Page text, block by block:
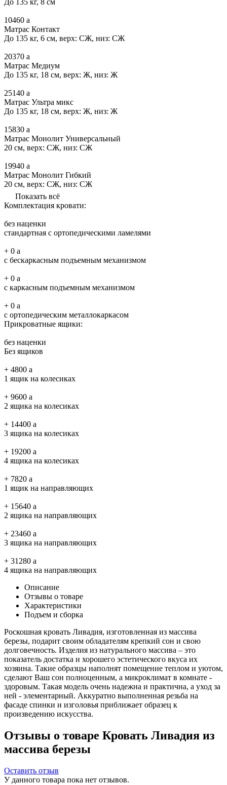
10460 a
Матрас Контакт
До 135 кг, 6 см, верх: СЖ, низ: СЖ
20370 a
Матрас Медиум
До 135 кг, 18 см, верх: Ж, низ: Ж
25140 a
Матрас Ультра микс
До 135 кг, 18 см, верх: Ж, низ: Ж
15830 a
Матрас Монолит Универсальный
20 см, верх: СЖ, низ: СЖ
19940 a
Матрас Монолит Гибкий
20 см, верх: СЖ, низ: СЖ
Показать всё
Комплектация кровати:
без наценки
стандартная с ортопедическими ламелями
+ 0 a
с бескаркасным подъемным механизмом
+ 0 a
с каркасным подъемным механизмом
+ 0 a
с ортопедическим металлокаркасом
Прикроватные ящики:
без наценки
Без ящиков
+ 4800 a
1 ящик на колесиках
+ 9600 a
2 ящика на колесиках
+ 14400 a
3 ящика на колесиках
+ 19200 a
4 ящика на колесиках
+ 7820 a
1 ящик на направляющих
+ 15640 a
2 ящика на направляющих
+ 23460 a
3 ящика на направляющих
+ 31280 a
4 ящика на направляющих
Описание
Отзывы о товаре
Характеристики
Подъем и сборка
Роскошная кровать Ливадия, изготовленная из массива
березы, подарит своим обладателям крепкий сон и свою
долговечность. Изделия из натурального массива – это
показатель достатка и хорошего эстетического вкуса их
хозяина. Такие образцы наполнят помещение теплом и уютом,
сделают Ваш сон полноценным, а микроклимат в комнате -
здоровым. Такая модель очень надежна и практична, а уход за
ней - элементарный. Аккуратно выполненная резьба на
фасаде спинки и изголовья приближает образец к
произведению искусства.
Отзывы о товаре Кровать Ливадия из
массива березы
Оставить отзыв
У данного товара пока нет отзывов.